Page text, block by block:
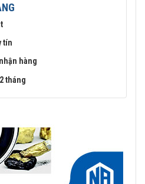
tín
hàng
tháng